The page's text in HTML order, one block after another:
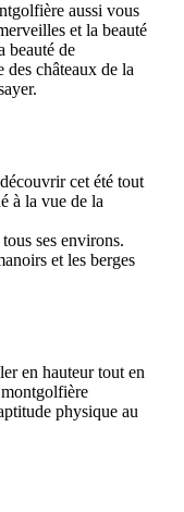
aussi vous
et la beauté
beauté de
châteaux de la
cet été tout
à la vue de la
ses environs.
et les berges
en hauteur tout en
physique au